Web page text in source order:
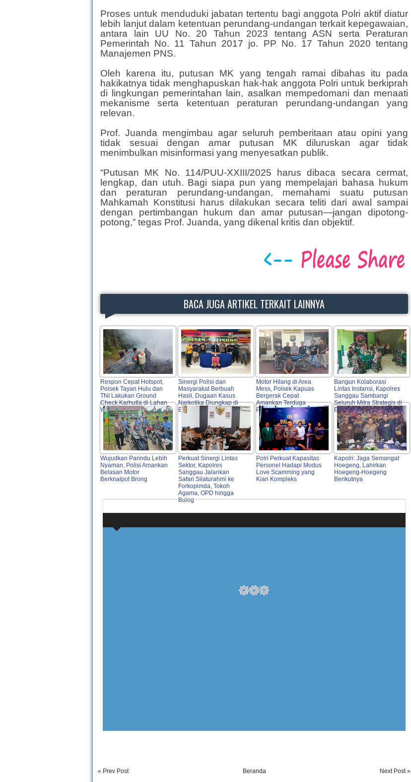
Proses untuk menduduki jabatan tertentu bagi anggota Polri aktif diatur
lebih lanjut dalam ketentuan perundang-undangan terkait kepegawaian,
antara lain UU No. 20 Tahun 2023 tentang ASN serta Peraturan
Pemerintah No. 11 Tahun 2017 jo. PP No. 17 Tahun 2020 tentang
Manajemen PNS.
Oleh karena itu, putusan MK yang tengah ramai dibahas itu pada
hakikatnya tidak menghapuskan hak-hak anggota Polri untuk berkiprah
di lingkungan pemerintahan lain, asalkan mempedomani dan menaati
mekanisme serta ketentuan peraturan perundang-undangan yang
relevan.
Prof. Juanda mengimbau agar seluruh pemberitaan atau opini yang
tidak sesuai dengan amar putusan MK diluruskan agar tidak
menimbulkan misinformasi yang menyesatkan publik.
“Putusan MK No. 114/PUU-XXIII/2025 harus dibaca secara cermat,
lengkap, dan utuh. Bagi siapa pun yang mempelajari bahasa hukum
dan peraturan perundang-undangan, memahami suatu putusan
Mahkamah Konstitusi harus dilakukan secara teliti dari awal sampai
dengan pertimbangan hukum dan amar putusan—jangan dipotong-
potong,” tegas Prof. Juanda, yang dikenal kritis dan objektif.
BACA JUGA ARTIKEL TERKAIT LAINNYA
Respon Cepat Hotspot,
Polsek Tayan Hulu dan
TNI Lakukan Ground
Check Karhutla di Lahan
Warga
Sinergi Polisi dan
Masyarakat Berbuah
Hasil, Dugaan Kasus
Narkotika Diungkap di
Entikong
Motor Hilang di Area
Mess, Polsek Kapuas
Bergerak Cepat
Amankan Terduga
Pelaku
Bangun Kolaborasi
Lintas Instansi, Kapolres
Sanggau Sambangi
Seluruh Mitra Strategis di
Entikong
Wujudkan Parindu Lebih
Nyaman, Polisi Amankan
Belasan Motor
Berknalpot Brong
Perkuat Sinergi Lintas
Sektor, Kapolres
Sanggau Jalankan
Safari Silaturahmi ke
Forkopimda, Tokoh
Agama, OPD hingga
Bulog
Polri Perkuat Kapasitas
Personel Hadapi Modus
Love Scamming yang
Kian Kompleks
Kapolri: Jaga Semangat
Hoegeng, Lahirkan
Hoegeng-Hoegeng
Berikutnya
« Prev Post Next Post »
Beranda